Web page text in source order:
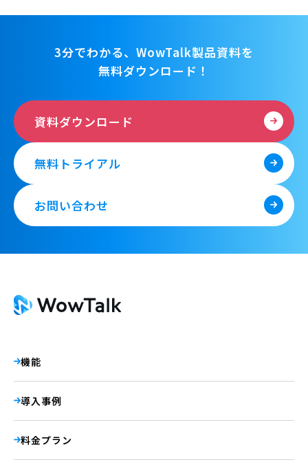
3分でわかる、WowTalk製品資料を
無料ダウンロード！
資料ダウンロード
無料トライアル
お問い合わせ
機能
導入事例
料金プラン